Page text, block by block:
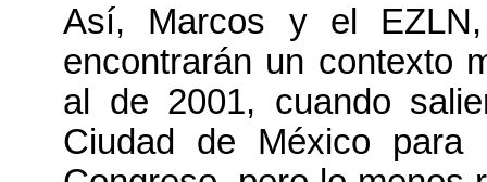
Así, Marcos y el
encontrarán un contexto
al de 2001, cuando
Ciudad de México